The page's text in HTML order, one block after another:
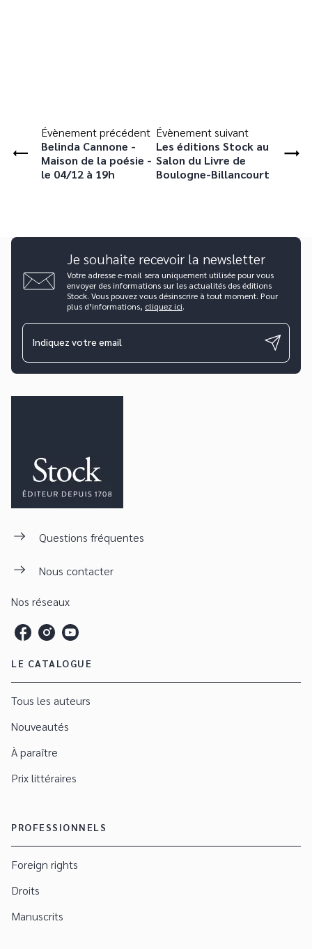
Évènement précédent
Belinda Cannone -
Maison de la poésie -
le 04/12 à 19h
Évènement suivant
Les éditions Stock au
Salon du Livre de
Boulogne-Billancourt
Je souhaite recevoir la newsletter
Votre adresse e-mail sera uniquement utilisée pour vous
envoyer des informations sur les actualités des éditions
Stock. Vous pouvez vous désinscrire à tout moment. Pour
plus d’informations, cliquez ici.
Indiquez votre email
Questions fréquentes
Nous contacter
Nos réseaux
LE CATALOGUE
Tous les auteurs
Nouveautés
À paraître
Prix littéraires
PROFESSIONNELS
Foreign rights
Droits
Manuscrits